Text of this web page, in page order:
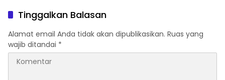
Tinggalkan Balasan
Alamat email Anda tidak akan dipublikasikan. Ruas yang
wajib ditandai *